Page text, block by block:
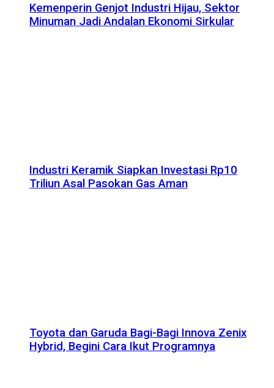
Kemenperin Genjot Industri Hijau, Sektor
Minuman Jadi Andalan Ekonomi Sirkular
Industri Keramik Siapkan Investasi Rp10
Triliun Asal Pasokan Gas Aman
Toyota dan Garuda Bagi-Bagi Innova Zenix
Hybrid, Begini Cara Ikut Programnya